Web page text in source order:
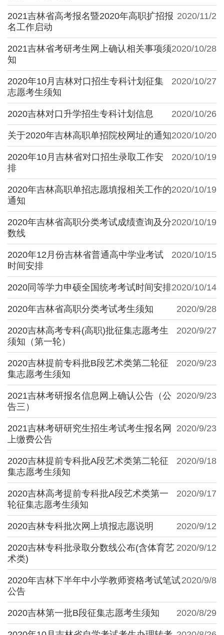
2020/11/2
2021吉林省高考报名暨2020年高职扩招报
名工作启动
2020/10/28
2021吉林省考研考生网上确认相关事项须
知
2020/10/27
2020年10月吉林对口招生专科计划征集
志愿考生须知
2020/10/26
2020吉林对口升学招生专科计划信息
2020/10/20
关于2020年吉林高职单招院校网址的通知
2020/10/19
2020年10月吉林省对口招生录取工作安
排
2020/10/19
2020年吉林高职单招志愿填报相关工作的
通知
2020/10/19
2020年吉林省高职分类考试成绩查询及分
数线
2020/10/15
2020年12月份吉林省普通高中学业考试
时间安排
2020/10/14
2020同等学力申硕全国统考考试时间安排
2020/9/28
2020年吉林省高职分类考试考生须知
2020/9/27
2020吉林高考专科(高职)批征集志愿考生
须知（第一轮）
2020/9/23
2020吉林提前专科批B段艺术类第二轮征
集志愿考生须知
2020/9/23
2021吉林考研报名信息网上确认公告（公
告三）
2020/9/23
2021吉林考研研究生招生考试考生报名网
上缴费公告
2020/9/18
2020吉林提前专科批A段艺术类第二轮征
集志愿考生须知
2020/9/17
2020吉林高考提前专科批A段艺术类第一
轮征集志愿考生须知
2020/9/12
2020吉林专科批次网上填报志愿说明
2020/9/12
2020吉林专科批录取分数线公布(含体育艺
术类)
2020/9/8
2020年吉林下半年中小学教师资格考试笔试
公告
2020/8/29
2020吉林第一批B段征集志愿考生须知